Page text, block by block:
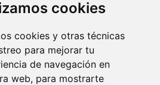
cookies
cookies y otras técnicas
para mejorar tu
de navegación en
web, para mostrarte
preferences
© 2025 veranito.es